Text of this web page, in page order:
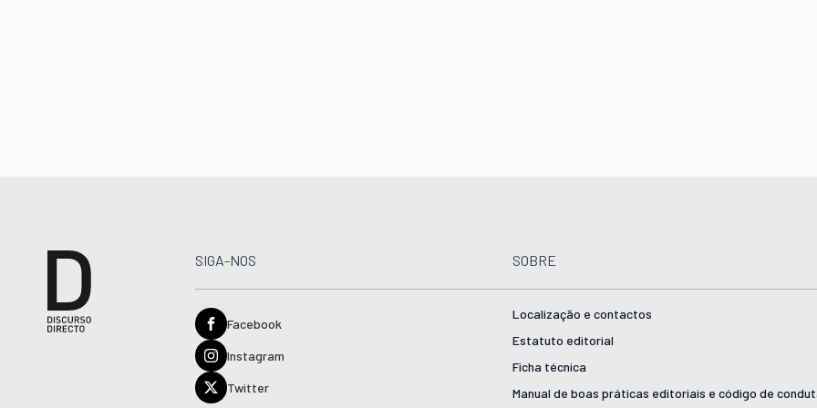
SIGA-NOS
Facebook
Instagram
Twitter
SOBRE
Localização e contactos
Estatuto editorial
Ficha técnica
Manual de boas práticas editoriais e código de